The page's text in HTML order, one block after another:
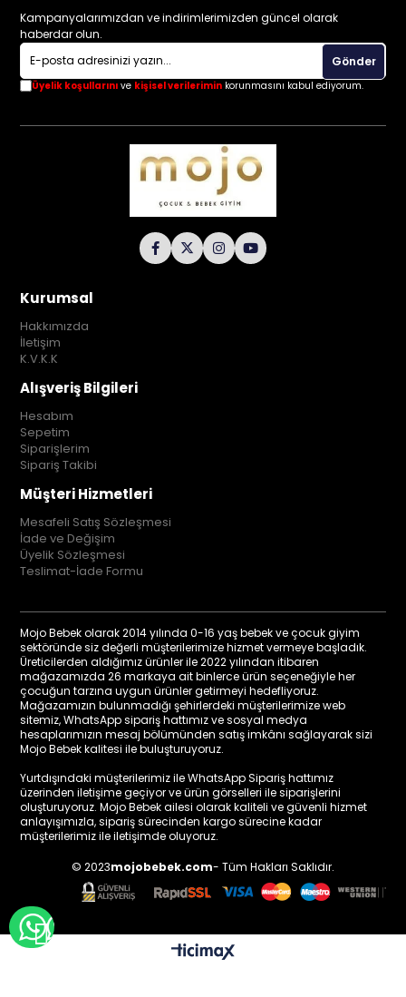
Kampanyalarımızdan ve indirimlerimizden güncel olarak
haberdar olun.
Gönder
Üyelik koşullarını ve kişisel verilerimin korunmasını kabul ediyorum.
Kurumsal
Hakkımızda
İletişim
K.V.K.K
Alışveriş Bilgileri
Hesabım
Sepetim
Siparişlerim
Sipariş Takibi
Müşteri Hizmetleri
Mesafeli Satış Sözleşmesi
İade ve Değişim
Üyelik Sözleşmesi
Teslimat-İade Formu
Mojo Bebek olarak 2014 yılında 0-16 yaş bebek ve çocuk giyim
sektöründe siz değerli müşterilerimize hizmet vermeye başladık.
Üreticilerden aldığımız ürünler ile 2022 yılından itibaren
mağazamızda 26 markaya ait binlerce ürün seçeneğiyle her
çocuğun tarzına uygun ürünler getirmeyi hedefliyoruz.
Mağazamızın bulunmadığı şehirlerdeki müşterilerimize web
sitemiz, WhatsApp sipariş hattımız ve sosyal medya
hesaplarımızın mesaj bölümünden satış imkânı sağlayarak sizi
Mojo Bebek kalitesi ile buluşturuyoruz.
Yurtdışındaki müşterilerimiz ile WhatsApp Sipariş hattımız
üzerinden iletişime geçiyor ve ürün görselleri ile siparişlerini
oluşturuyoruz. Mojo Bebek ailesi olarak kaliteli ve güvenli hizmet
anlayışımızla, sipariş sürecinden kargo sürecine kadar
müşterilerimiz ile iletişimde oluyoruz.
© 2023mojobebek.com- Tüm Hakları Saklıdır.